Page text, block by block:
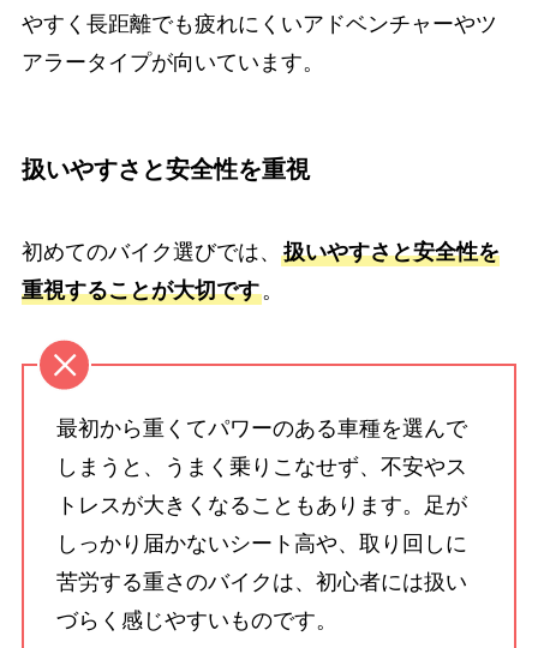
やすく長距離でも疲れにくいアドベンチャーやツ
アラータイプが向いています。
扱いやすさと安全性を重視
初めてのバイク選びでは、 扱いやすさと安全性を
重視することが大切です。
最初から重くてパワーのある車種を選んで
しまうと、うまく乗りこなせず、不安やス
トレスが大きくなることもあります。足が
しっかり届かないシート高や、取り回しに
苦労する重さのバイクは、初心者には扱い
づらく感じやすいものです。